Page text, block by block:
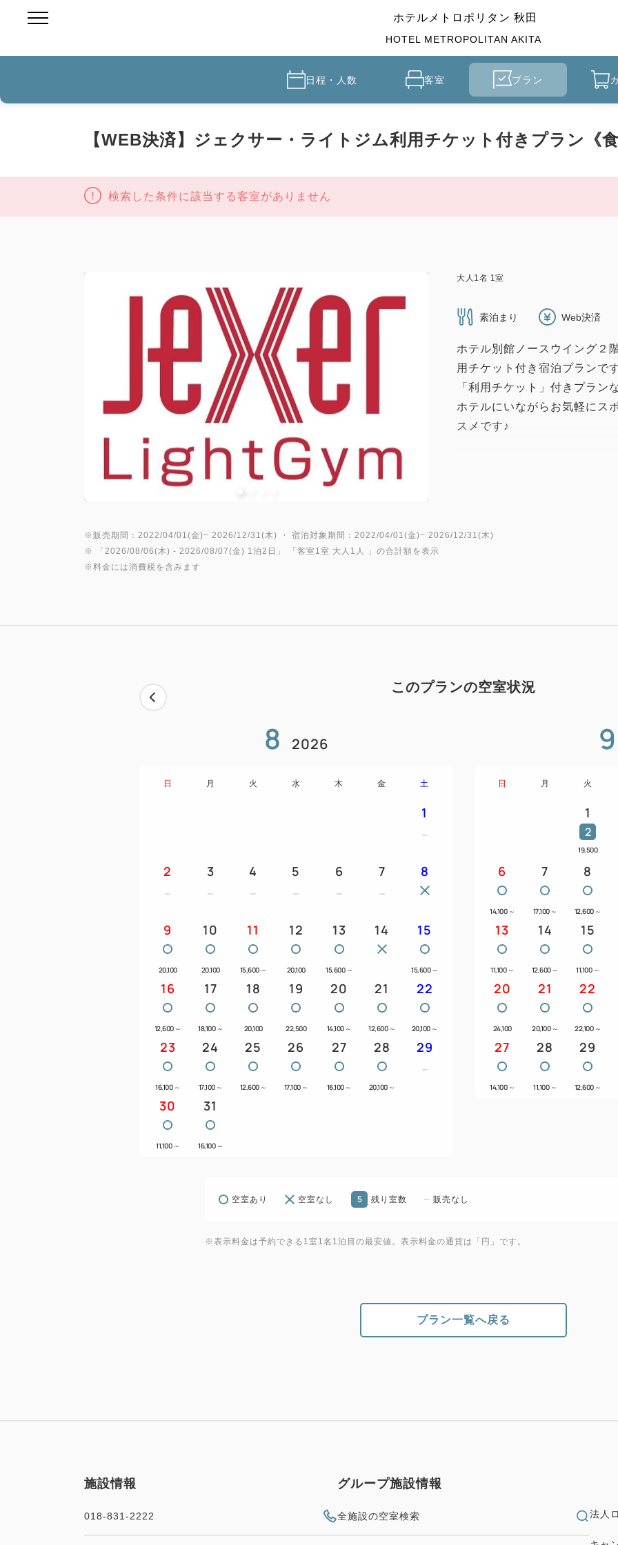
ホテルメトロポリタン 秋田
HOTEL METROPOLITAN AKITA
日程・人数 客室 プラン
【WEB決済】ジェクサー・ライトジム利用チケット付きプラン《食
検索した条件に該当する客室がありません
大人 1名 1室
素泊まり Web決済
ホテル別館ノースウイング２
用チケット付き宿泊プランで
「利用チケット」付きプラン
ホテルにいながらお気軽にス
スメです♪
東北エリア初となるスポーツ
田店」はコンパクト型ジムで
ンもございます。
スミスマシン、パワーラック
・利用チケット1枚につき1名
・利用チケットはチェックイ
・チケットの有効期限は、チ
・チェックアウトの際に必ず
い致します。
【施設ご利用対象年齢16歳以
16歳未満の方、妊婦の方、飲
はご利用いただけませんので
◆駐車場について
＜駐車場のご利用料金について
翌日13:00までの24H）
い。
※販売期間：2022/04/01(金)~ 2026/12/31(木) ・ 宿泊対象期間：2022/04/01(金)~ 2026/12/31(木)
※ 「 2026/08/06(木) - 2026/08/07(金) 1泊2日 」 「 客室1室 大人1人
」の合計額を表示
※料金には消費税を含みます
このプランの空室状況
8 2026
日 月 火 水 木 金 土
1
2 3 4 5 6 7 8
9
20,100
10
20,100
11
15,600 ～
12
20,100
13
15,600 ～
14 15
15,600 ～
16
12,600 ～
17
18,100 ～
18
20,100
19
22,500
20
14,100 ～
21
12,600 ～
22
20,100 ～
23
16,100 ～
24
17,100 ～
25
12,600 ～
26
17,100 ～
27
16,100 ～
28
20,100 ～
29
30
11,100 ～
31
16,100 ～
9
日 月 火
1
2
19,500
6
14,100 ～
7
17,100 ～
8
12,600 ～
13
11,100 ～
14
12,600 ～
15
11,100 ～
20
24,100
21
20,100 ～
22
22,100 ～
27
14,100 ～
28
11,100 ～
29
12,600 ～
空室あり 空室なし 5 残り室数 販売なし
※表示料金は予約できる1室1名1泊目の最安値。表示料金の通貨は「円」です。
プラン一覧へ戻る
施設情報
018-831-2222
グループ施設情報
全施設の空室検索 法人